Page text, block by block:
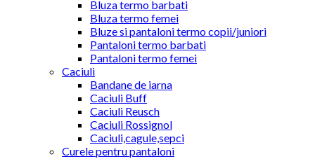
Bluza termo barbati
Bluza termo femei
Bluze si pantaloni termo copii/juniori
Pantaloni termo barbati
Pantaloni termo femei
Caciuli
Bandane de iarna
Caciuli Buff
Caciuli Reusch
Caciuli Rossignol
Caciuli,cagule,sepci
Curele pentru pantaloni